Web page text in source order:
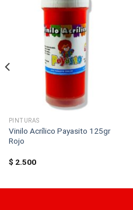
PINTURAS
Vinilo Acrílico Payasito 125gr
Rojo
$ 2.500